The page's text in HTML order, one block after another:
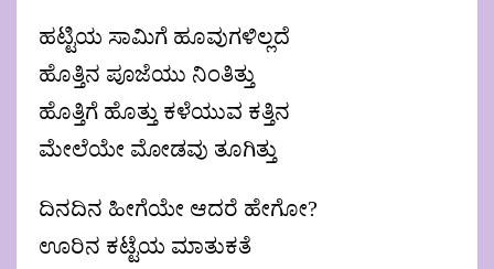
ಹಟ್ಟಿಯ ಸಾಮಿಗೆ ಹೂವುಗಳಿಲ್ಲದೆ
ಹೊತ್ತಿನ ಪೂಜೆಯು ನಿಂತಿತ್ತು
ಹೊತ್ತಿಗೆ ಹೊತ್ತು ಕಳೆಯುವ ಕತ್ತಿನ
ಮೇಲೆಯೇ ಮೋಡವು ತೂಗಿತ್ತು
ದಿನದಿನ ಹೀಗೆಯೇ ಆದರೆ ಹೇಗೋ?
ಊರಿನ ಕಟ್ಟೆಯ ಮಾತುಕತೆ